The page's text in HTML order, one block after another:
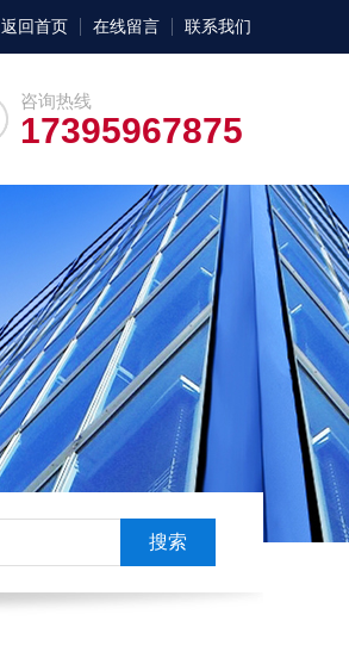
返回首页 在线留言 联系我们
咨询热线
17395967875